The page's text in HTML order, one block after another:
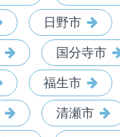
日野市
国分寺市
福生市
清瀬市